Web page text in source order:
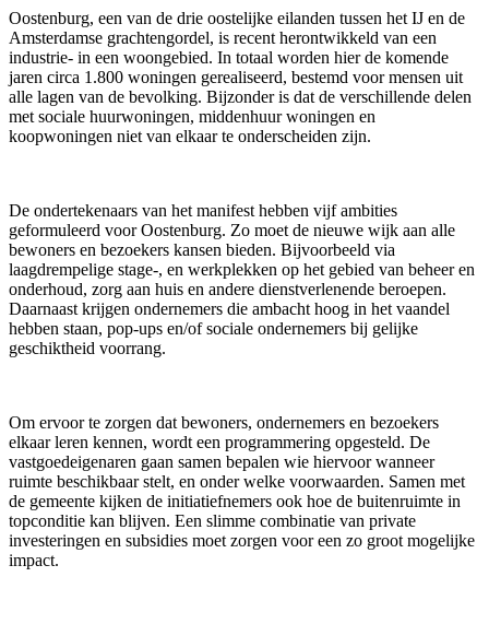
Oostenburg, een van de drie oostelijke eilanden tussen het IJ en de
Amsterdamse grachtengordel, is recent herontwikkeld van een
industrie- in een woongebied. In totaal worden hier de komende
jaren circa 1.800 woningen gerealiseerd, bestemd voor mensen uit
alle lagen van de bevolking. Bijzonder is dat de verschillende delen
met sociale huurwoningen, middenhuur woningen en
koopwoningen niet van elkaar te onderscheiden zijn.
De ondertekenaars van het manifest hebben vijf ambities
geformuleerd voor Oostenburg. Zo moet de nieuwe wijk aan alle
bewoners en bezoekers kansen bieden. Bijvoorbeeld via
laagdrempelige stage-, en werkplekken op het gebied van beheer en
onderhoud, zorg aan huis en andere dienstverlenende beroepen.
Daarnaast krijgen ondernemers die ambacht hoog in het vaandel
hebben staan, pop-ups en/of sociale ondernemers bij gelijke
geschiktheid voorrang.
Om ervoor te zorgen dat bewoners, ondernemers en bezoekers
elkaar leren kennen, wordt een programmering opgesteld. De
vastgoedeigenaren gaan samen bepalen wie hiervoor wanneer
ruimte beschikbaar stelt, en onder welke voorwaarden. Samen met
de gemeente kijken de initiatiefnemers ook hoe de buitenruimte in
topconditie kan blijven. Een slimme combinatie van private
investeringen en subsidies moet zorgen voor een zo groot mogelijke
impact.